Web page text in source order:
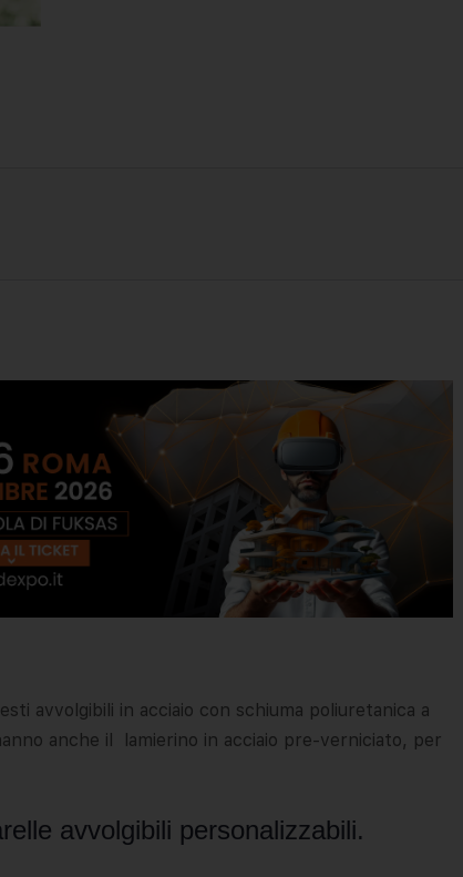
avvolgibili in acciaio con schiuma poliuretanica a
anche il lamierino in acciaio pre-verniciato, per
avvolgibili personalizzabili.